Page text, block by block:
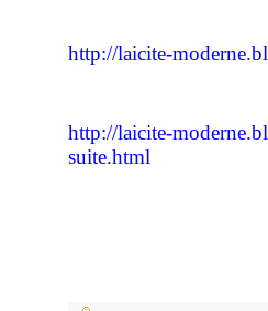
http://laicite-
http://laicite-
suite.html